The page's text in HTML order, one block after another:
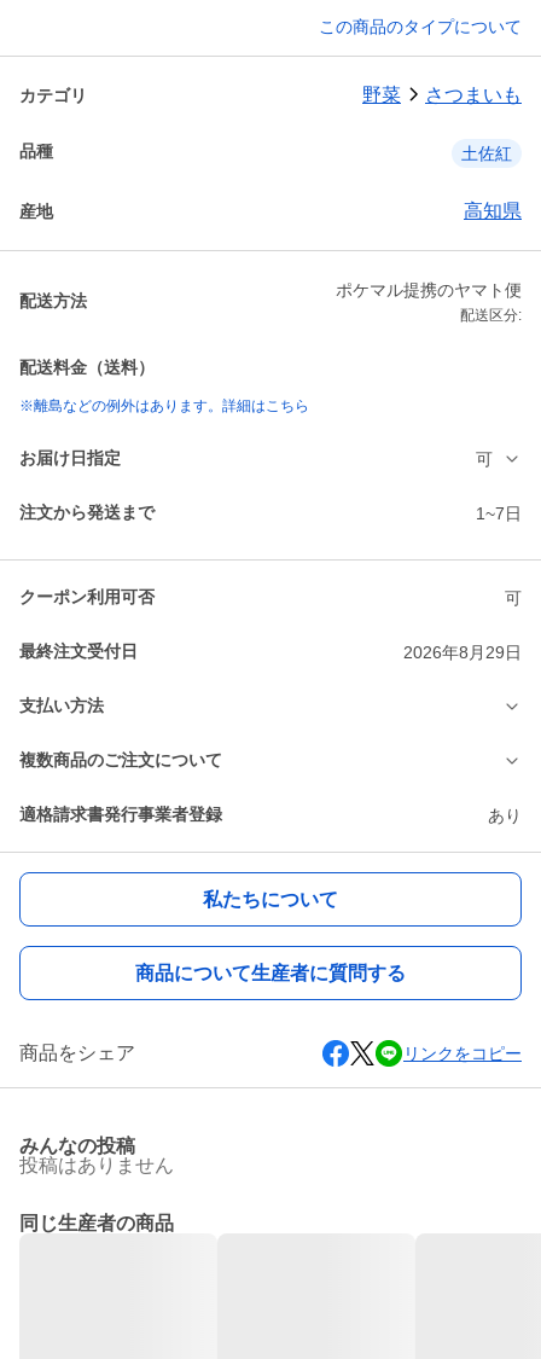
この商品のタイプについて
カテゴリ 野菜 さつまいも
品種 土佐紅
産地 高知県
配送方法
ポケマル提携のヤマト便
配送区分:
配送料金（送料）
※離島などの例外はあります。詳細はこちら
お届け日指定 可
注文から発送まで 1~7日
クーポン利用可否 可
最終注文受付日 2026年8月29日
支払い方法
複数商品のご注文について
適格請求書発行事業者登録 あり
私たちについて
商品について生産者に質問する
商品をシェア リンクをコピー
みんなの投稿
投稿はありません
同じ生産者の商品